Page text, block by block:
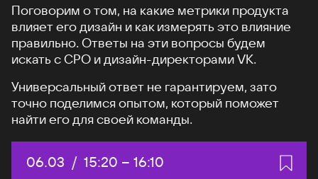
Поговорим о том, на какие метрики продукта
влияет его дизайн и как измерять это влияние
правильно. Ответы на эти вопросы будем
искать с CPO и дизайн-директорами VK.
Универсальный ответ не гарантируем, зато
точно поделимся опытом, который поможет
найти его для своей команды.
Дата:
06.03 / Начало:
15:20 – Конец:
16:10